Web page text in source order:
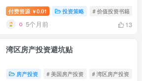
付费资源 ￥0.01 投资策略 # 价值投资书籍
5个月前 13
湾区房产投资避坑贴
房产投资 # 美国房产投资 # 湾区房产投资